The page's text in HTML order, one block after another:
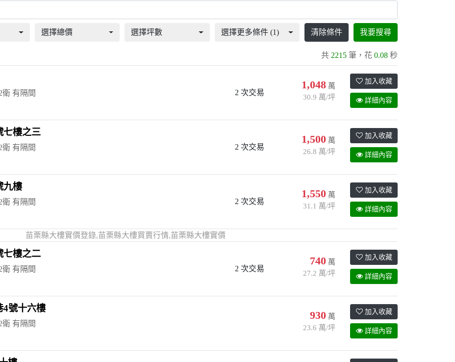
選擇總價 選擇坪數 選擇更多條件 (1) 清除條件 我要搜尋
共 2215 筆，花 0.08 秒
衛 有隔間
2 次交易
1,048 萬
30.9 萬/坪
加入收藏
詳細內容
七樓之三
衛 有隔間
2 次交易
1,500 萬
26.8 萬/坪
加入收藏
詳細內容
九樓
衛 有隔間
2 次交易
1,550 萬
31.1 萬/坪
加入收藏
詳細內容
苗栗縣大樓實價登錄,苗栗縣大樓買賣行情,苗栗縣大樓實價
七樓之二
衛 有隔間
2 次交易
740 萬
27.2 萬/坪
加入收藏
詳細內容
4號十六樓
衛 有隔間
930 萬
23.6 萬/坪
加入收藏
詳細內容